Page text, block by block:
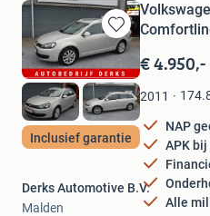
Bewaren
in
Mijn
Favorieten
Inclusief garantie
€ 4.950,-
2011
NAP
APK
Alle
Derks Automotive B.V.
Malden